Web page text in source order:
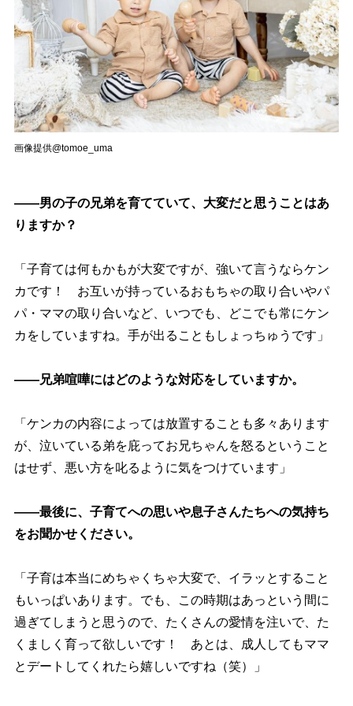
画像提供@tomoe_uma
――男の子の兄弟を育てていて、大変だと思うことはあ
りますか？
「子育ては何もかもが大変ですが、強いて言うならケン
カです！ お互いが持っているおもちゃの取り合いやパ
パ・ママの取り合いなど、いつでも、どこでも常にケン
カをしていますね。手が出ることもしょっちゅうです」
――兄弟喧嘩にはどのような対応をしていますか。
「ケンカの内容によっては放置することも多々あります
が、泣いている弟を庇ってお兄ちゃんを怒るということ
はせず、悪い方を叱るように気をつけています」
――最後に、子育てへの思いや息子さんたちへの気持ち
をお聞かせください。
「子育は本当にめちゃくちゃ大変で、イラッとすること
もいっぱいあります。でも、この時期はあっという間に
過ぎてしまうと思うので、たくさんの愛情を注いで、た
くましく育って欲しいです！ あとは、成人してもママ
とデートしてくれたら嬉しいですね（笑）」